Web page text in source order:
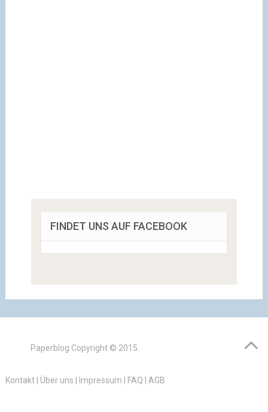
FINDET UNS AUF FACEBOOK
Paperblog Copyright © 2015.
Kontakt| Über uns Impressum FAQ AGB